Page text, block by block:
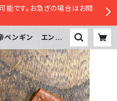
です。お急ぎの場合はお問
ンギン エンペラ
レザー | sasatte
さってストア